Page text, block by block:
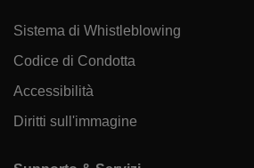
Sistema di Whistleblowing
Codice di Condotta
Accessibilità
Diritti sull'immagine